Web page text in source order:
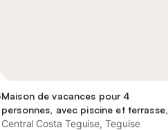
Maison de vacances pour 4
personnes, avec piscine et terrasse,
adapté aux familles
Central Costa Teguise, Teguise